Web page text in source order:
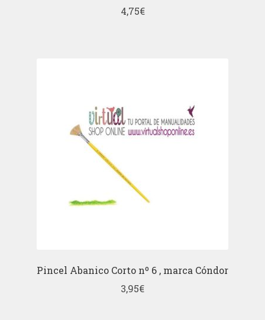
4,75€
Pincel Abanico Corto nº 6 , marca Cóndor
3,95€